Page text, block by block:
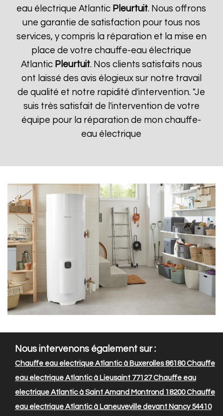
eau électrique Atlantic Pleurtuit. Nous offrons
une garantie de satisfaction pour tous nos
services, y compris la réparation et la mise en
place de votre chauffe-eau électrique
Atlantic Pleurtuit. Nos clients satisfaits nous
ont laissé des avis élogieux sur notre travail
de qualité et notre rapidité d'intervention. "Je
suis très satisfait de l'intervention de votre
équipe pour la réparation de mon chauffe-
eau électrique
Nous intervenons également sur :
Chauffe eau electrique Atlantic à Buxerolles 86180Chauffe
eau electrique Atlantic à Lieusaint 77127Chauffe eau
electrique Atlantic à Saint Amand Montrond 18200Chauffe
eau electrique Atlantic à Laneuveville devant Nancy 54410